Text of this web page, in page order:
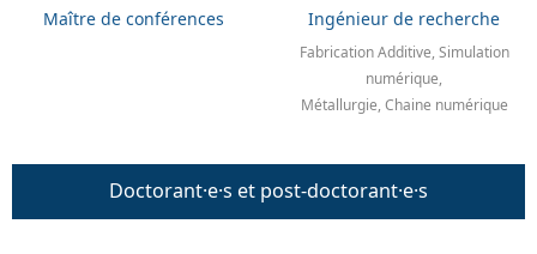
Maître de conférences Ingénieur de recherche
Fabrication Additive, Simulation
numérique,
Métallurgie, Chaine numérique
Doctorant·e·s et post-doctorant·e·s